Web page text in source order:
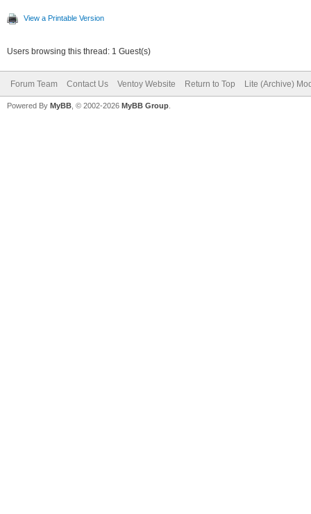
View a Printable Version
Users browsing this thread: 1 Guest(s)
Forum Team Contact Us Ventoy Website Return to Top Lite (Archive)
Powered By MyBB , © 2002-2026 MyBB Group